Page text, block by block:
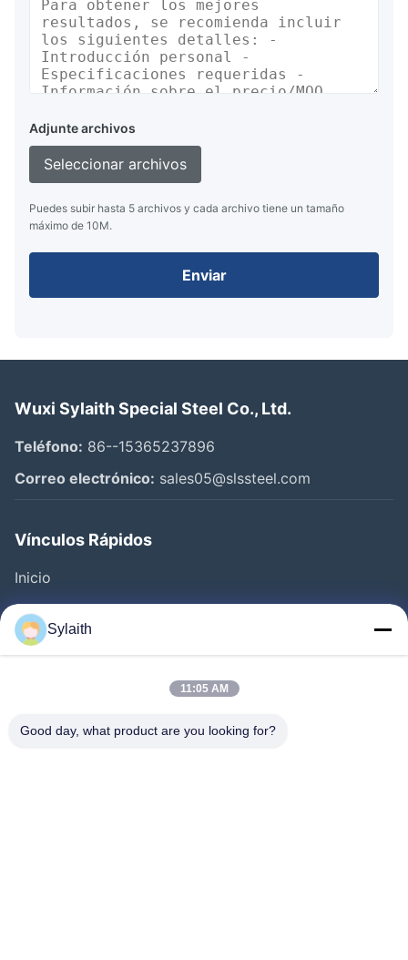
Adjunte archivos
Seleccionar archivos
Puedes subir hasta 5 archivos y cada archivo tiene un tamaño
máximo de 10M.
Enviar
Wuxi Sylaith Special Steel Co., Ltd.
Teléfono: 86--15365237896
Correo electrónico: sales05@slssteel.com
Vínculos Rápidos
Inicio
Productos
Videos
Control De Calidad
Sylaith
11:05 AM
Good day, what product are you looking for?